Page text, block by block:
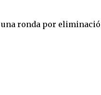
ronda por